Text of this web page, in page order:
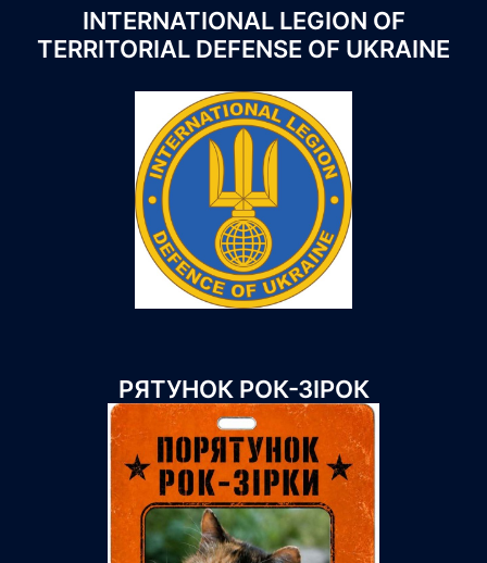
INTERNATIONAL LEGION OF
TERRITORIAL DEFENSE OF UKRAINE
РЯТУНОК РОК-ЗІРОК